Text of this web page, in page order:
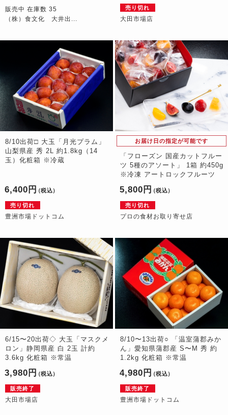
販売中 在庫数 35
（株）食文化 大井出...
売り切れ
大田市場店
8/10出荷□ 大玉「月光プラム」
山梨県産 秀 2L 約1.8kg（14
玉）化粧箱 ※冷蔵
6,400円 （税込）
売り切れ
豊洲市場ドットコム
お届け日の指定が可能です
「フローズン 国産カットフルー
ツ 5種のアソート」 1箱 約450g
※冷凍 アートロックフルーツ
5,800円 （税込）
売り切れ
プロの食材お取り寄せ店
6/15〜20出荷◇ 大玉「マスクメ
ロン」静岡県産 白 2玉 計約
3.6kg 化粧箱 ※常温
3,980円 （税込）
販売終了
大田市場店
8/10〜13出荷○ 「温室蒲郡みか
ん」愛知県蒲郡産 S〜M 秀 約
1.2kg 化粧箱 ※常温
4,980円 （税込）
販売終了
豊洲市場ドットコム